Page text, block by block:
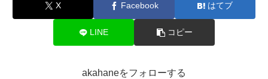
X Facebook はてブ
LINE コピー
akahaneをフォローする